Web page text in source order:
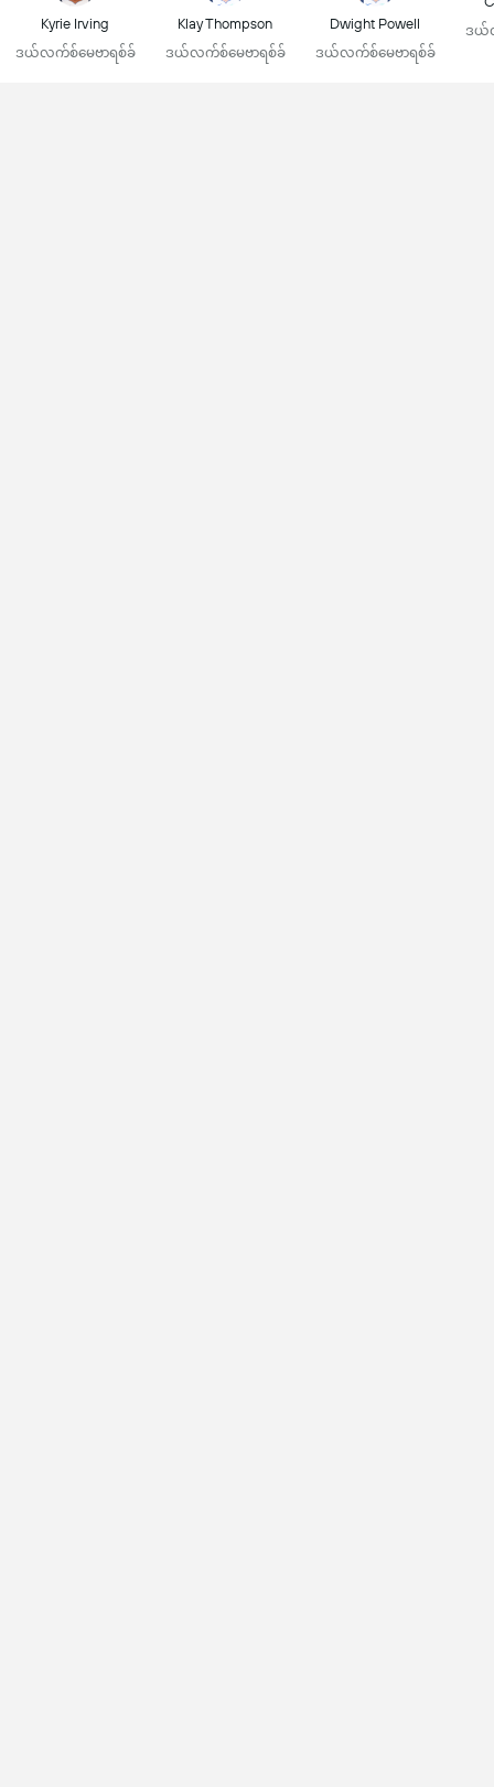
Kyrie Irving
ဒယ်လက်စ်မေဗာရစ်ခ်
Klay Thompson
ဒယ်လက်စ်မေဗာရစ်ခ်
Dwight Powell
ဒယ်လက်စ်မေဗာရစ်ခ်
ဒယ်